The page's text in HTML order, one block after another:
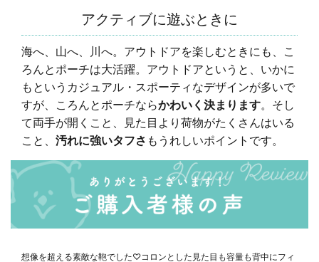
アクティブに遊ぶときに
海へ、山へ、川へ。アウトドアを楽しむときにも、こ
ろんとポーチは大活躍。アウトドアというと、いかに
もというカジュアル・スポーティなデザインが多いで
すが、ころんとポーチならかわいく決まります。そし
て両手が開くこと、見た目より荷物がたくさんはいる
こと、 汚れに強いタフさ もうれしいポイントです。
想像を超える素敵な鞄でした♡コロンとした見た目も容量も背中にフィ